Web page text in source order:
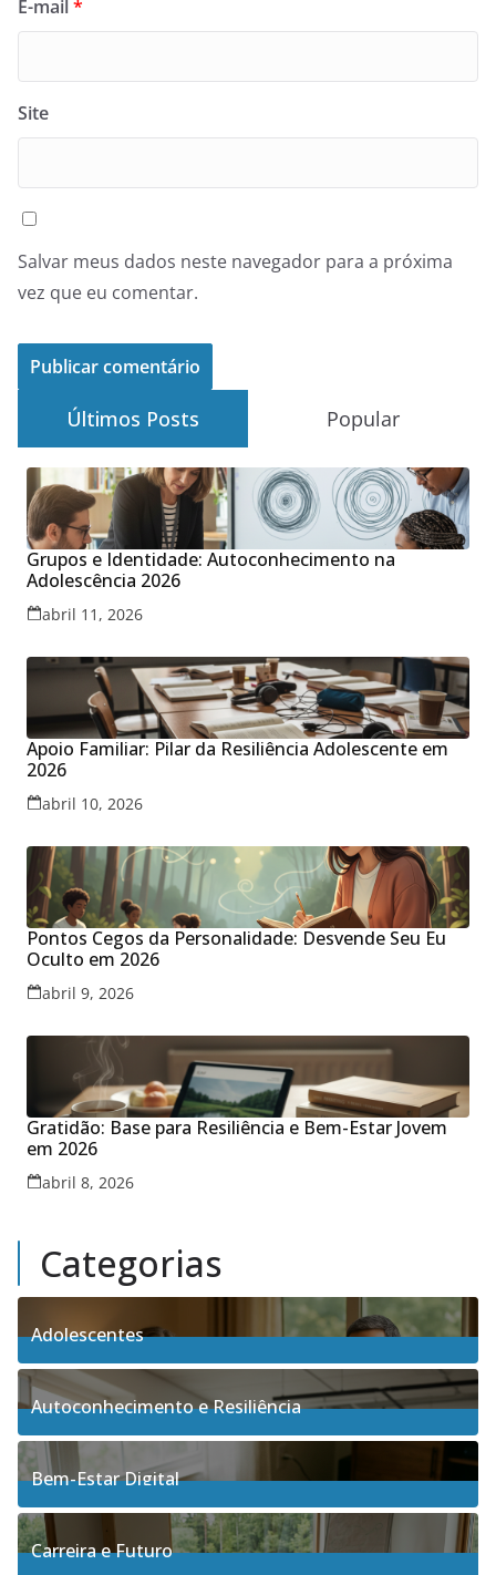
E-mail*
Site
Salvar meus dados neste navegador para a próxima
vez que eu comentar.
Últimos Posts Popular
Grupos e Identidade: Autoconhecimento na
Adolescência 2026
abril 11, 2026
Apoio Familiar: Pilar da Resiliência Adolescente em
2026
abril 10, 2026
Pontos Cegos da Personalidade: Desvende Seu Eu
Oculto em 2026
abril 9, 2026
Gratidão: Base para Resiliência e Bem-Estar Jovem
em 2026
abril 8, 2026
Categorias
Adolescentes
4Posts
Autoconhecimento e Resiliência
91Posts
Bem-Estar Digital
3Posts
Carreira e Futuro